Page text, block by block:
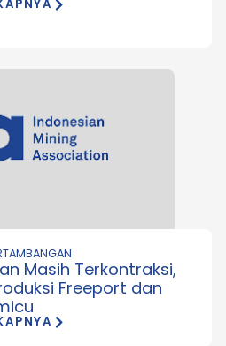
Masih Terkontraksi,
Freeport dan